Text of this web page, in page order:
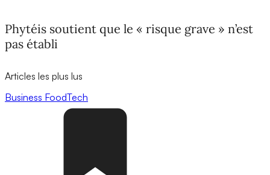
Phytéis soutient que le « risque grave » n’est
pas établi
Articles les plus lus
Business FoodTech